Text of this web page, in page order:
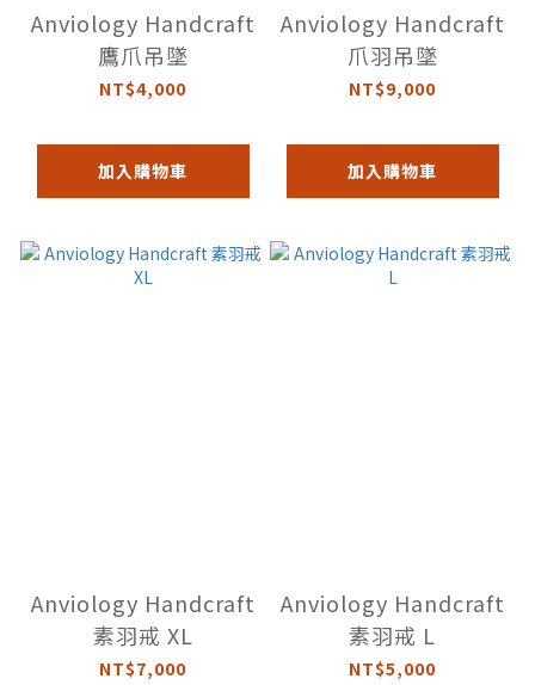
Anviology Handcraft
鷹爪吊墜
NT$4,000
加入購物車
Anviology Handcraft
爪羽吊墜
NT$9,000
加入購物車
Anviology Handcraft
素羽戒 XL
NT$7,000
Anviology Handcraft
素羽戒 L
NT$5,000